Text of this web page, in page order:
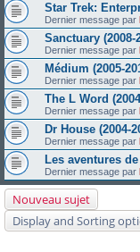
Star Trek:
Dernier message par
Sanctuary (2008-
Dernier message par
Médium (2005-
Dernier message par
The L Word
Dernier message par
Dr House (2004-
Dernier message par
Les aventures
Dernier message par
Nouveau sujet
Display and Sorting